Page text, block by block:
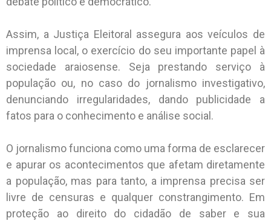
Assim, a Justiça Eleitoral assegura aos veículos de
imprensa local, o exercício do seu importante papel à
sociedade araiosense. Seja prestando serviço à
população ou, no caso do jornalismo investigativo,
denunciando irregularidades, dando publicidade a
fatos para o conhecimento e análise social.
O jornalismo funciona como uma forma de esclarecer
e apurar os acontecimentos que afetam diretamente
a população, mas para tanto, a imprensa precisa ser
livre de censuras e qualquer constrangimento. Em
proteção ao direito do cidadão de saber e sua